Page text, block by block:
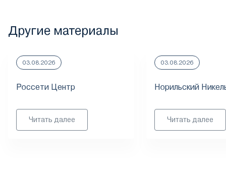
Другие материалы
03.08.2026
Россети Центр
Читать далее
03.08.2026
Норильский
Читать далее